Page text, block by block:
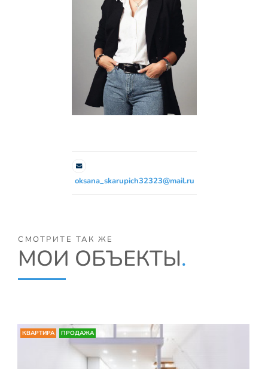
oksana_skarupich32323@mail.ru
СМОТРИТЕ ТАК ЖЕ
МОИ ОБЪЕКТЫ.
КВАРТИРА ПРОДАЖА